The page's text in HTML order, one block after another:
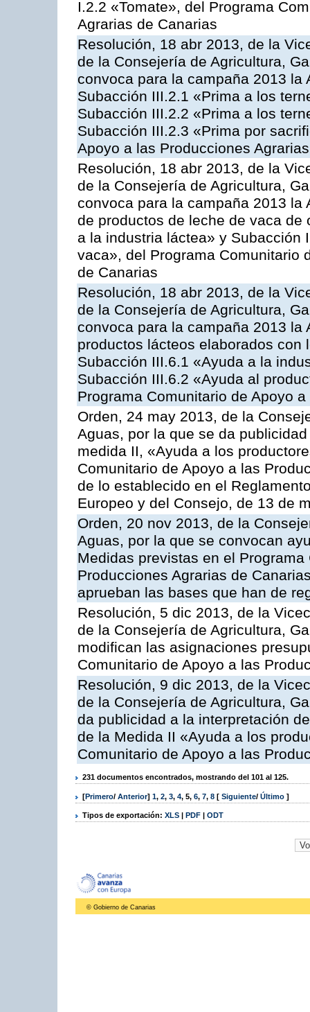
I.2.2 «Tomate», del Programa
Agrarias de Canarias
Resolución, 18 abr 2013, de la
de la Consejería de Agricultura,
convoca para la campaña 2013
Subacción III.2.1 «Prima a los
Subacción III.2.2 «Prima a los
Subacción III.2.3 «Prima por
Apoyo a las Producciones
Resolución, 18 abr 2013, de la
de la Consejería de Agricultura,
convoca para la campaña 2013
de productos de leche de vaca
a la industria láctea» y Subacción
vaca», del Programa Comunitario
de Canarias
Resolución, 18 abr 2013, de la
de la Consejería de Agricultura,
convoca para la campaña 2013
productos lácteos elaborados
Subacción III.6.1 «Ayuda a la
Subacción III.6.2 «Ayuda al
Programa Comunitario de Apoyo
Orden, 24 may 2013, de la
Aguas, por la que se da
medida II, «Ayuda a los
Comunitario de Apoyo a las
de lo establecido en el
Europeo y del Consejo, de 13 de
Orden, 20 nov 2013, de la
Aguas, por la que se convocan
Medidas previstas en el
Producciones Agrarias de
aprueban las bases que han de
Resolución, 5 dic 2013, de la
de la Consejería de Agricultura,
modifican las asignaciones
Comunitario de Apoyo a las
Resolución, 9 dic 2013, de la
de la Consejería de Agricultura,
da publicidad a la interpretación
de la Medida II «Ayuda a los
Comunitario de Apoyo a las
231 documentos encontrados, mostrando del 101 al 125.
[Primero/ Anterior] 1, 2, 3, 4, 5, 6, 7, 8 [ Siguiente/ Último ]
Tipos de exportación: XLS | PDF | ODT
© Gobierno de Canarias